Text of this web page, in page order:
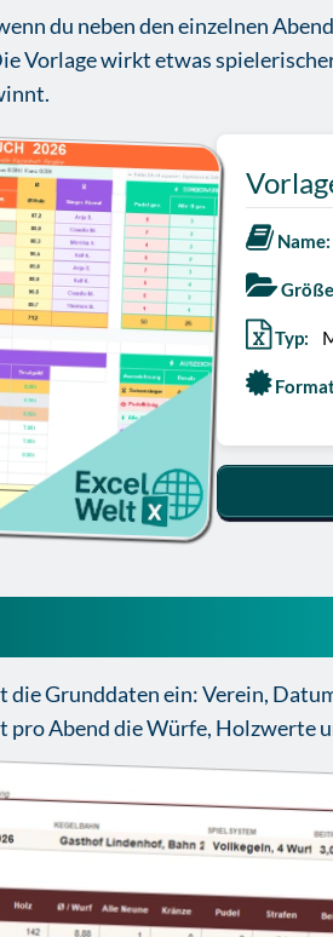
du neben den einzelnen
Vorlage wirkt etwas
Name:
Typ:
Grunddaten ein: Verein,
pro Abend die Würfe, Holzwerte